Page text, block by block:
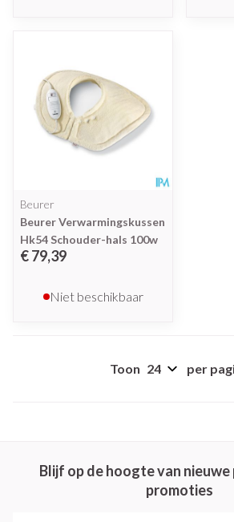
Beurer
Beurer Verwarmingskussen
Hk54 Schouder-hals 100w
€ 79,39
Niet beschikbaar
Toon per
Blijf op de hoogte van
promoties